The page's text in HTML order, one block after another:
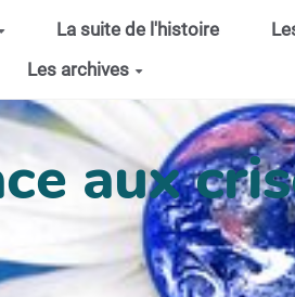
La suite de l'histoire
Les archives
aux